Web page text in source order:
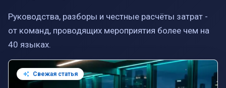
Руководства, разборы и честные расчёты затрат -
от команд, проводящих мероприятия более чем на
40 языках.
Свежая статья